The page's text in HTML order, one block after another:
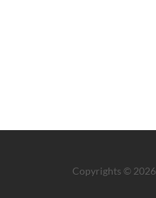
Copyrights © 2026